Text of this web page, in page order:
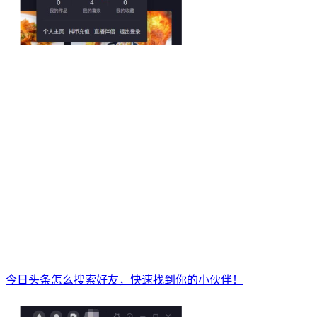
今日头条怎么搜索好友，快速找到你的小伙伴！